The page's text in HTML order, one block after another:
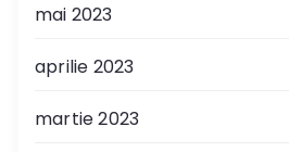
mai 2023
aprilie 2023
martie 2023